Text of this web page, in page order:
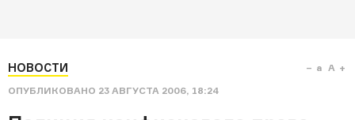
НОВОСТИ
ОПУБЛИКОВАНО 23 АВГУСТА 2006, 18:24
a A